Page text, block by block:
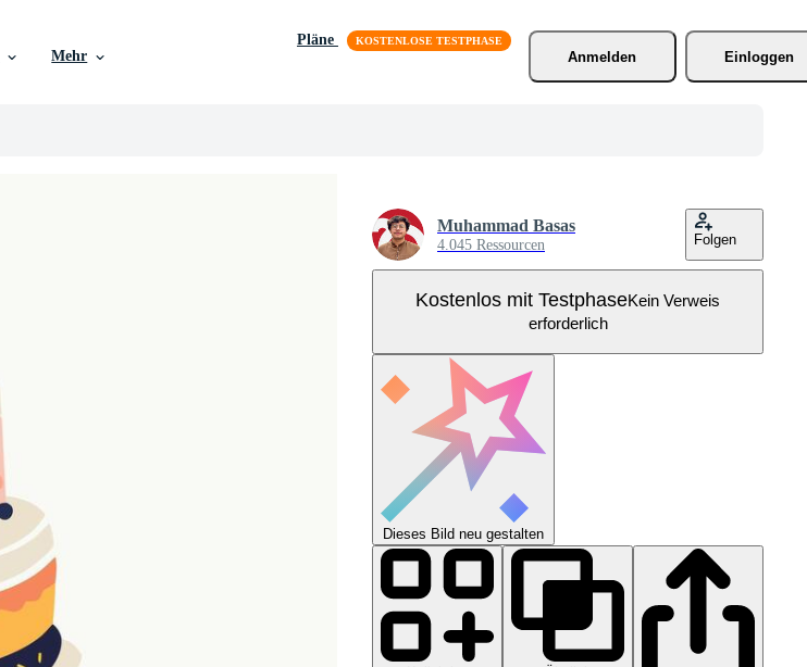
Mehr
Pläne
Anmelden
Einloggen
Muhammad Basas
4.045 Ressourcen Folgen
Kostenlos mit TestphaseKein Verweis
erforderlich
Dieses Bild neu gestalten